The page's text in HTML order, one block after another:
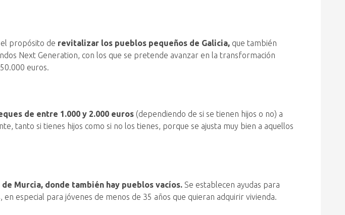
propósito de revitalizar los pueblos pequeños de Galicia, que también
Next Generation, con los que se pretende avanzar en la transformación
euros.
de entre 1.000 y 2.000 euros (dependiendo de si se tienen hijos o no) a
tanto si tienes hijos como si no los tienes, porque se ajusta muy bien a aquellos
de Murcia, donde también hay pueblos vacíos. Se establecen ayudas para
especial para jóvenes de menos de 35 años que quieran adquirir vivienda.